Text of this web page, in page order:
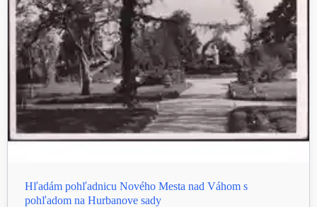
Hľadám pohľadnicu Nového Mesta nad Váhom s
pohľadom na Hurbanove sady